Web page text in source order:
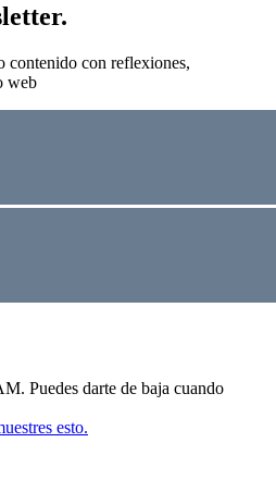
contenido con reflexiones,
web
Puedes darte de baja cuando
esto.